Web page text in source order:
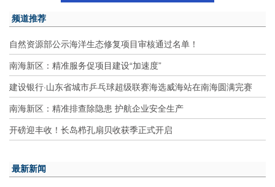
频道推荐
自然资源部公示海洋生态修复项目审核通过名单！
南海新区：精准服务促项目建设“加速度”
建设银行·山东省城市乒乓球超级联赛海选威海站在南海圆满完赛
南海新区：精准排查除隐患 护航企业安全生产
开磅迎丰收！长岛栉孔扇贝收获季正式开启
最新新闻